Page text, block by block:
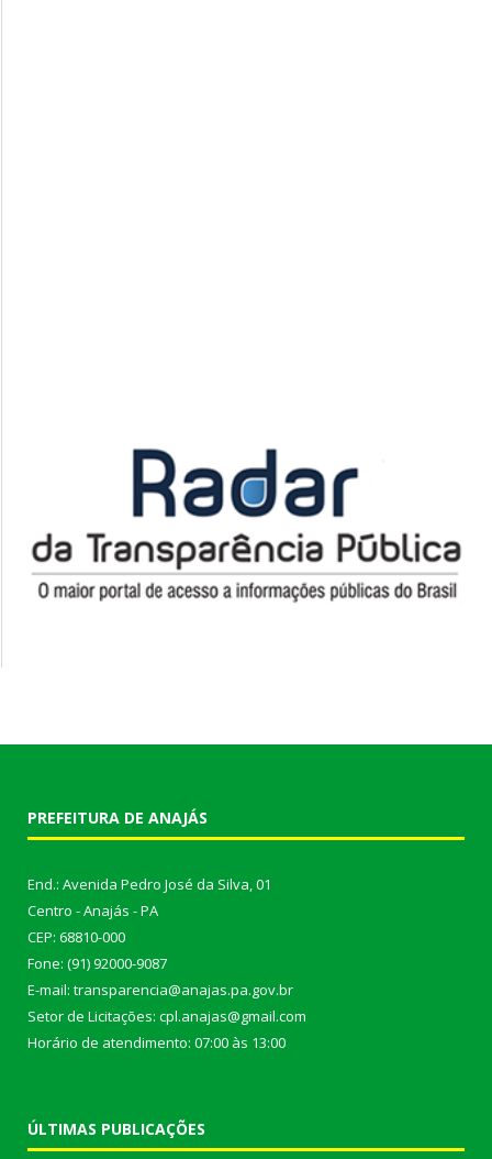
PREFEITURA DE ANAJÁS
End.: Avenida Pedro José da Silva, 01
Centro - Anajás - PA
CEP: 68810-000
Fone: (91) 92000-9087
E-mail: transparencia@anajas.pa.gov.br
Setor de Licitações: cpl.anajas@gmail.com
Horário de atendimento: 07:00 às 13:00
ÚLTIMAS PUBLICAÇÕES